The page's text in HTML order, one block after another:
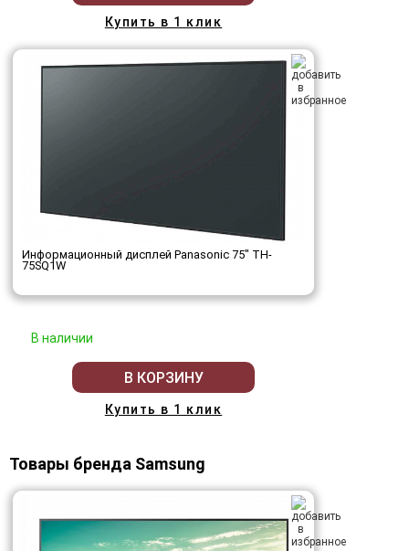
Купить в 1 клик
Информационный дисплей Panasonic 75" TH-
75SQ1W
В наличии
В КОРЗИНУ
Купить в 1 клик
Товары бренда Samsung